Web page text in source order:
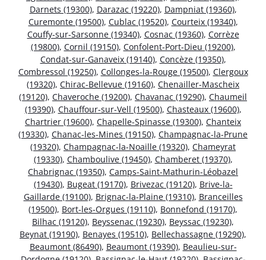
Darnets (19300), Darazac (19220), Dampniat (19360),
Curemonte (19500), Cublac (19520), Courteix (19340),
Couffy-sur-Sarsonne (19340), Cosnac (19360), Corrèze
(19800), Cornil (19150), Confolent-Port-Dieu (19200),
Condat-sur-Ganaveix (19140), Concèze (19350),
Combressol (19250), Collonges-la-Rouge (19500), Clergoux
(19320), Chirac-Bellevue (19160), Chenailler-Mascheix
(19120), Chaveroche (19200), Chavanac (19290), Chaumeil
(19390), Chauffour-sur-Vell (19500), Chasteaux (19600),
Chartrier (19600), Chapelle-Spinasse (19300), Chanteix
(19330), Chanac-les-Mines (19150), Champagnac-la-Prune
(19320), Champagnac-la-Noaille (19320), Chameyrat
(19330), Chamboulive (19450), Chamberet (19370),
Chabrignac (19350), Camps-Saint-Mathurin-Léobazel
(19430), Bugeat (19170), Brivezac (19120), Brive-la-
Gaillarde (19100), Brignac-la-Plaine (19310), Branceilles
(19500), Bort-les-Orgues (19110), Bonnefond (19170),
Bilhac (19120), Beyssenac (19230), Beyssac (19230),
Beynat (19190), Benayes (19510), Bellechassagne (19290),
Beaumont (86490), Beaumont (19390), Beaulieu-sur-